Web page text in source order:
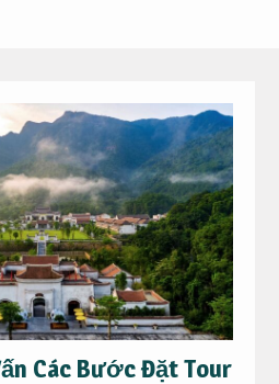
Các Bước Đặt Tour